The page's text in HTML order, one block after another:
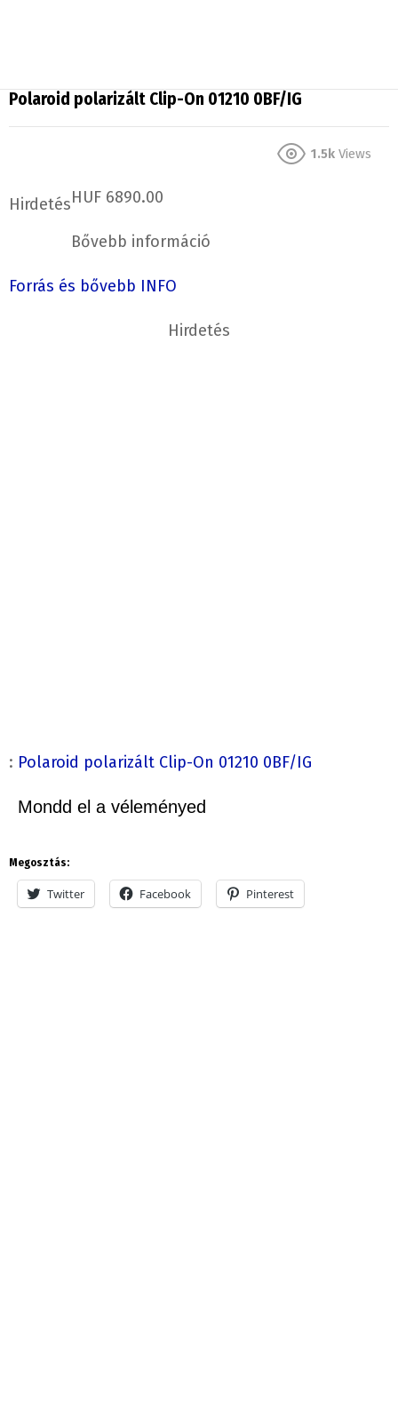
Polaroid polarizált Clip-On 01210 0BF/IG
1.5k Views
HirdetésHUF 6890.00
Bővebb információ
Forrás és bővebb INFO
Hirdetés
: Polaroid polarizált Clip-On 01210 0BF/IG
Mondd el a véleményed
Megosztás:
Twitter Facebook Pinterest